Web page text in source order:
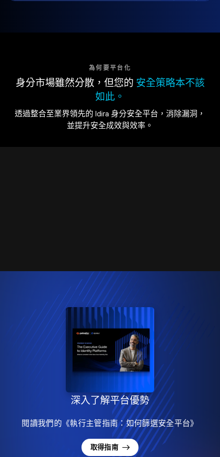
為何要平台化
身分市場雖然分散，但您的 安全策略本不該
如此。
透過整合至業界領先的 Idira 身分安全平台，消除漏洞，
並提升安全成效與效率。
深入了解平台優勢
閱讀我們的《執行主管指南：如何篩選安全平台》
取得指南